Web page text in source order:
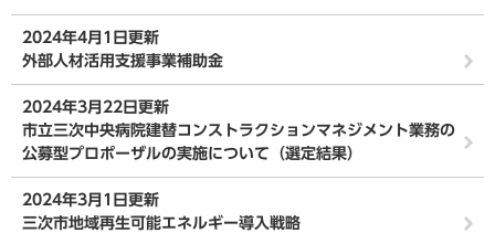
2024年4月1日更新
外部人材活用支援事業補助金
2024年3月22日更新
市立三次中央病院建替コンストラクションマネジメント業務の
公募型プロポーザルの実施について（選定結果）
2024年3月1日更新
三次市地域再生可能エネルギー導入戦略